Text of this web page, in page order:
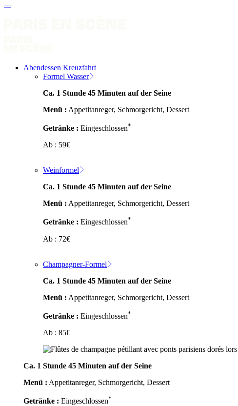
Abendessen Kreuzfahrt
Formel Wasser
Ca. 1 Stunde 45 Minuten auf der Seine
Menü : Appetitanreger, Schmorgericht, Dessert
Getränke : Eingeschlossen*
Ab : 59€
Weinformel
Ca. 1 Stunde 45 Minuten auf der Seine
Menü : Appetitanreger, Schmorgericht, Dessert
Getränke : Eingeschlossen*
Ab : 72€
Champagner-Formel
Ca. 1 Stunde 45 Minuten auf der Seine
Menü : Appetitanreger, Schmorgericht, Dessert
Getränke : Eingeschlossen*
Ab : 85€
Ca. 1 Stunde 45 Minuten auf der Seine
Menü : Appetitanreger, Schmorgericht, Dessert
Getränke : Eingeschlossen*